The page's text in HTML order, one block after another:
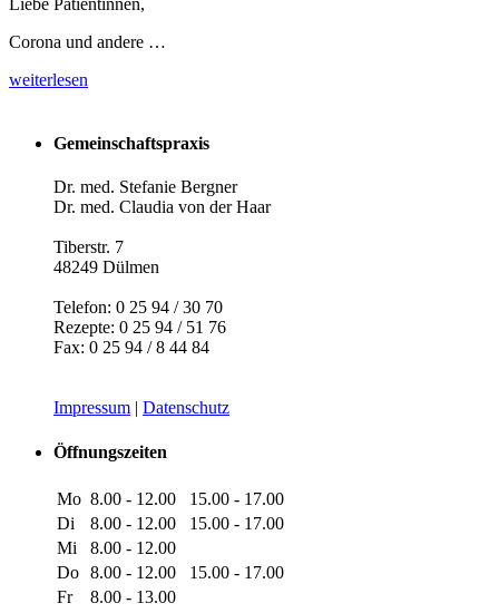
Corona und andere …
weiterlesen
Gemeinschaftspraxis
Dr. med. Stefanie Bergner
Dr. med. Claudia von der Haar
Tiberstr. 7
48249 Dülmen
Telefon: 0 25 94 / 30 70
Rezepte: 0 25 94 / 51 76
Fax: 0 25 94 / 8 44 84
Impressum | Datenschutz
Öffnungszeiten
Mo 8.00 - 12.00
15.00 - 17.00
Di
8.00 - 12.00
15.00 - 17.00
Mi
8.00 - 12.00
Do 8.00 - 12.00
15.00 - 17.00
Fr
8.00 - 13.00